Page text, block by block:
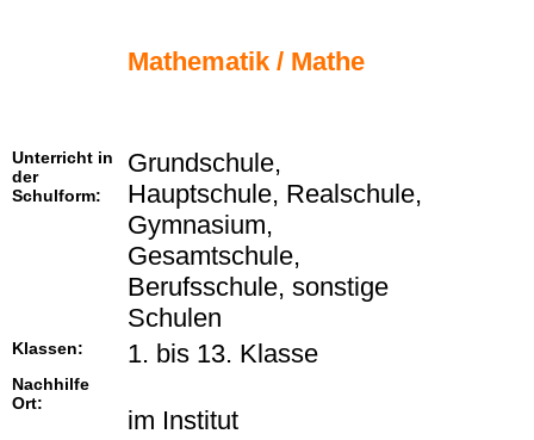
Mathematik / Mathe
Unterricht in
der
Schulform:
Grundschule,
Hauptschule, Realschule,
Gymnasium,
Gesamtschule,
Berufsschule, sonstige
Schulen
Klassen: 1. bis 13. Klasse
Nachhilfe
Ort:
im Institut